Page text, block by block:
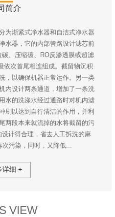
简介
为渐紧式净水器和自洁式净水器
水器，它的内部管路设计滤芯前
、压缩碳、RO反渗透膜或超滤
依次首尾相连组成。截留物沉积
，以确保机器正常运作。另一类
内设计两条通道，增加了一条洗
水的洗涤水经过通路时对机内滤
刷以达到自行清洁的作用，并利
两段本来就流掉的水将截留的污
计得合理，省去人工拆洗的麻
污染，同时，又降低...
详细 +
VIEW